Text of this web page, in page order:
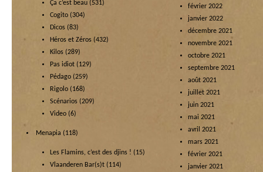
Ça c’est beau (531)
Cogito (304)
Dicos (83)
Héros et Zéros (432)
Kilos (289)
Pas idiot (129)
Pédago (259)
Rigolo (168)
Scénarios (209)
Video (6)
Menapia (118)
Les Flamins, c’est des djins ! (15)
Vlaanderen Bar(s)t (114)
février 2022
janvier 2022
décembre 2021
novembre 2021
octobre 2021
septembre 2021
août 2021
juillet 2021
juin 2021
mai 2021
avril 2021
mars 2021
février 2021
janvier 2021